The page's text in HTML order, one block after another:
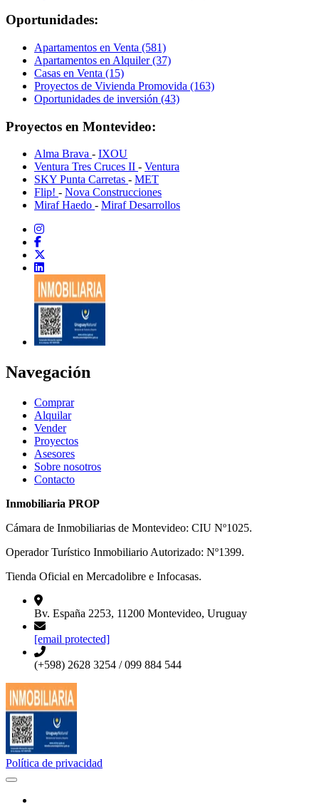
Oportunidades:
Apartamentos en Venta (581)
Apartamentos en Alquiler (37)
Casas en Venta (15)
Proyectos de Vivienda Promovida (163)
Oportunidades de inversión (43)
Proyectos en Montevideo:
Alma Brava - IXOU
Ventura Tres Cruces II - Ventura
SKY Punta Carretas - MET
Flip! - Nova Construcciones
Miraf Haedo - Miraf Desarrollos
Navegación
Comprar
Alquilar
Vender
Proyectos
Asesores
Sobre nosotros
Contacto
Inmobiliaria PROP
Cámara de Inmobiliarias de Montevideo: CIU Nº1025.
Operador Turístico Inmobiliario Autorizado: Nº1399.
Tienda Oficial en Mercadolibre e Infocasas.
Bv. España 2253, 11200 Montevideo, Uruguay
[email protected]
(+598) 2628 3254 / 099 884 544
Política de privacidad